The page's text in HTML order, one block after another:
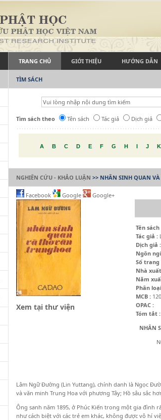
TRANG CHỦ GIỚI THIỆU HƯỚNG DẪN
TÌM SÁCH
Tìm sách theo Tên sách Tác giả Dịch giả
A B C D E F G H I J K
NGHIÊN CỨU - KHẢO LUẬN >> NHÂN SINH QUAN
Facebook Google Google+
Xem tại thư viện
Tên sách
Tác giả :
Dịch giả :
Ngôn
Số trang
Nhà
Năm
Phân
MCB :
OPAC :
Tóm tắt :
NHÂN
Lâm Ngữ Đường (Lin Yuttang), chính danh là Ngọc
và văn minh Trung Hoa với phương Tây; Hồ sâu sắc
Ông sanh năm 1895, ở Phúc Kiến trong một gia đình
như cách biệt với các trẻ em khác, không được vô hí